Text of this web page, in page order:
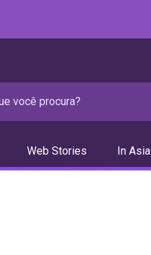
Web Stories In Asia